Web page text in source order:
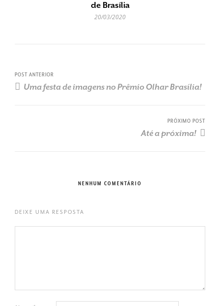
de Brasília
20/03/2020
POST ANTERIOR
Uma festa de imagens no Prêmio Olhar Brasília!
PRÓXIMO POST
Até a próxima!
NENHUM COMENTÁRIO
DEIXE UMA RESPOSTA